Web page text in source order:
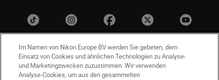
Im Namen von Nikon Europe BV werden Sie gebeten, dem
Einsatz von Cookies und ähnlichen Technologien zu Analyse-
und Marketingzwecken zuzustimmen. Wir verwenden
Analyse-Cookies, um aus den gesammelten